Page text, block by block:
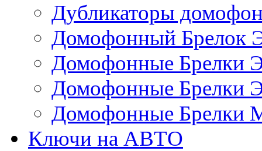
Дубликаторы
Домофонный Брелок
Домофонные Брелки
Домофонные Брелки
Домофонные Брелки
Ключи на АВТО